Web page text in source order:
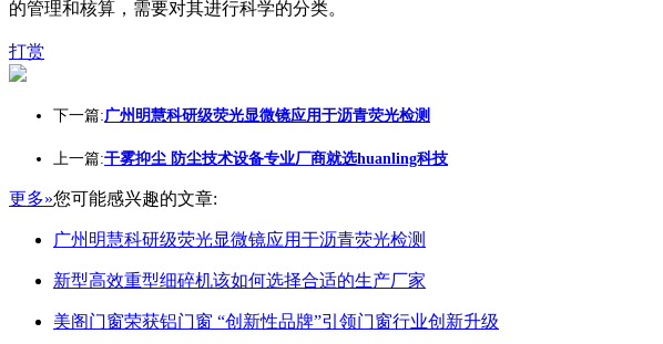
的管理和核算，需要对其进行科学的分类。
打赏
下一篇:广州明慧科研级荧光显微镜应用于沥青荧光检测
上一篇:干雾抑尘 防尘技术设备专业厂商就选huanling科技
更多»您可能感兴趣的文章:
广州明慧科研级荧光显微镜应用于沥青荧光检测
新型高效重型细碎机该如何选择合适的生产厂家
美阁门窗荣获铝门窗 “创新性品牌”引领门窗行业创新升级